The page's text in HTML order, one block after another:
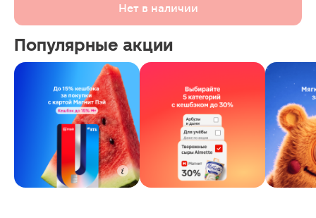
Нет в наличии
Популярные акции